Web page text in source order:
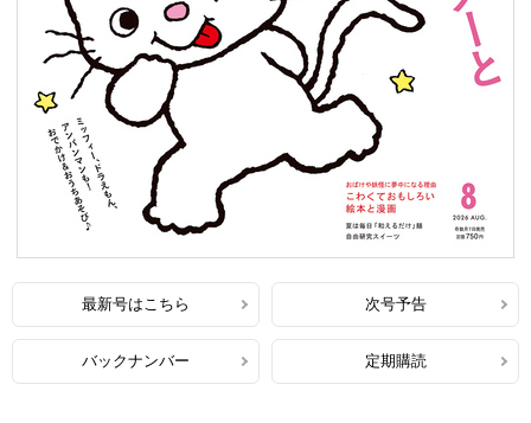
最新号はこちら 次号予告
バックナンバー 定期購読